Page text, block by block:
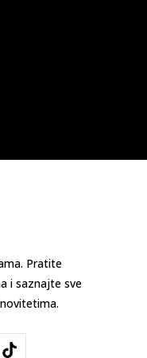
Pratite
i saznajte sve